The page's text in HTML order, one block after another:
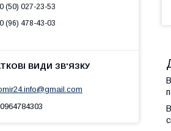
(50) 027-23-53
(96) 478-43-03